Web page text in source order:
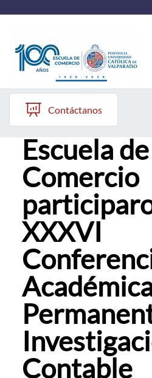
Quiénes somos
Vinculación con el Medio
Formación Continua
Postgrados
Admisión
ALUMNI
Contáctanos
Escuela de
Comercio
XXXVI
Contable